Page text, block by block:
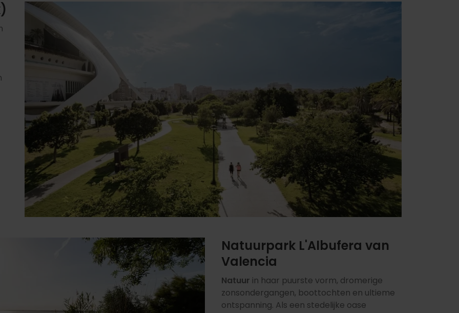
Natuurpark L'Albufera van
Valencia
Natuur in haar puurste vorm, dromerige
zonsondergangen, boottochten en ultieme
ontspanning. Als een stedelijke oase